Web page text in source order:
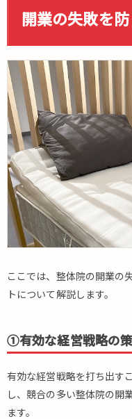
開業の失敗を
ここでは、整体院の開業の
トについて解説します。
①有効な経営戦略の
有効な経営戦略を打ち出す
し、競合の多い整体院の開
ます。